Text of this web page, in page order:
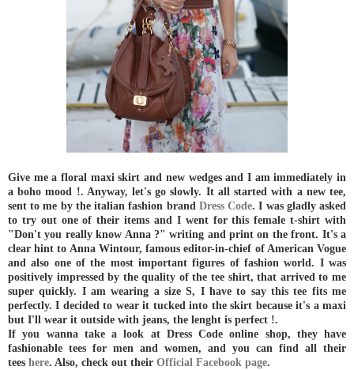
Give me a floral maxi skirt and new wedges and I am immediately in
a boho mood !. Anyway, let's go slowly. It all started with a new tee,
sent to me by the italian fashion brand Dress Code. I was gladly asked
to try out one of their items and I went for this female t-shirt with
"Don't you really know Anna ?" writing and print on the front. It's a
clear hint to Anna Wintour, famous editor-in-chief of American Vogue
and also one of the most important figures of fashion world. I was
positively impressed by the quality of the tee shirt, that arrived to me
super quickly. I am wearing a size S, I have to say this tee fits me
perfectly. I decided to wear it tucked into the skirt because it's a maxi
but I'll wear it outside with jeans, the lenght is perfect !.
If you wanna take a look at Dress Code online shop, they have
fashionable tees for men and women, and you can find all their
tees here. Also, check out their Official Facebook page.